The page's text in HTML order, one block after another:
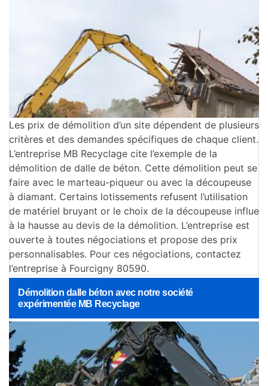
Les prix de démolition d’un site dépendent de plusieurs
critères et des demandes spécifiques de chaque client.
L’entreprise MB Recyclage cite l’exemple de la
démolition de dalle de béton. Cette démolition peut se
faire avec le marteau-piqueur ou avec la découpeuse
à diamant. Certains lotissements refusent l’utilisation
de matériel bruyant or le choix de la découpeuse influe
à la hausse au devis de la démolition. L’entreprise est
ouverte à toutes négociations et propose des prix
personnalisables. Pour ces négociations, contactez
l’entreprise à Fourcigny 80590.
Démolition dalle béton avec notre société
expérimentée MB Recyclage